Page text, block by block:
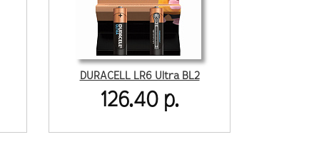
DURACELL LR6 Ultra BL2
126.40 р.